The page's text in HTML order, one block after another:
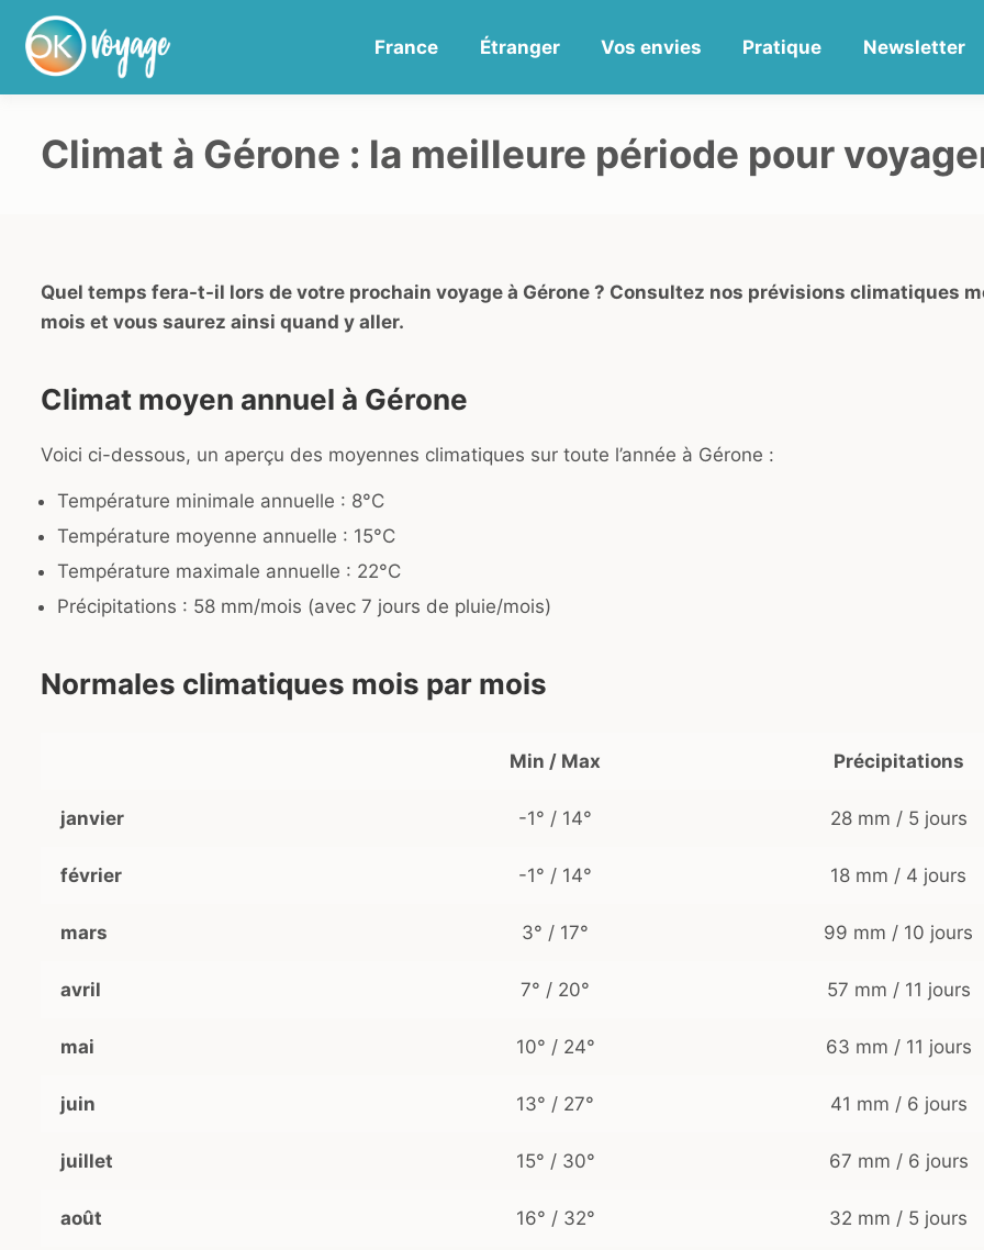
France Étranger Vos envies Pratique Newsletter
Climat à Gérone : la meilleure période pour
Quel temps fera-t-il lors de votre prochain voyage à Gérone ? Consultez nos prévisions climatiques
mois et vous saurez ainsi quand y aller.
Climat moyen annuel à Gérone
Voici ci-dessous, un aperçu des moyennes climatiques sur toute l’année à Gérone :
Température minimale annuelle : 8°C
Température moyenne annuelle : 15°C
Température maximale annuelle : 22°C
Précipitations : 58 mm/mois (avec 7 jours de pluie/mois)
Normales climatiques mois par mois
Min / Max Précipitations
janvier -1° / 14° 28 mm / 5 jours
février -1° / 14° 18 mm / 4 jours
mars 3° / 17° 99 mm / 10 jours
avril 7° / 20° 57 mm / 11 jours
mai 10° / 24° 63 mm / 11 jours
juin 13° / 27° 41 mm / 6 jours
juillet 15° / 30° 67 mm / 6 jours
août 16° / 32° 32 mm / 5 jours